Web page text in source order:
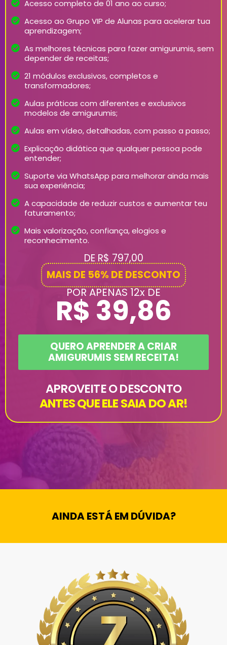
Acesso completo de 01 ano ao curso;
Acesso ao Grupo VIP de Alunas para acelerar tua
aprendizagem;
As melhores técnicas para fazer amigurumis, sem
depender de receitas;
21 módulos exclusivos, completos e
transformadores;
Aulas práticas com diferentes e exclusivos
modelos de amigurumis;
Aulas em vídeo, detalhadas, com passo a passo;
Explicação didática que qualquer pessoa pode
entender;
Suporte via WhatsApp para melhorar ainda mais
sua experiência;
A capacidade de reduzir custos e aumentar teu
faturamento;
Mais valorização, confiança, elogios e
reconhecimento.
DE R$ 797,00
MAIS DE 56% DE DESCONTO
POR APENAS 12x DE
R$ 39,86
QUERO APRENDER A CRIAR
AMIGURUMIS SEM RECEITA!
APROVEITE O DESCONTO
ANTES QUE ELE SAIA DO AR!
AINDA ESTÁ EM DÚVIDA?